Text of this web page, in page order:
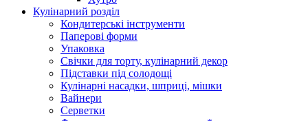
Кулінарний розділ
Кондитерські інструменти
Паперові форми
Упаковка
Свічки для торту, кулінарний декор
Підставки під солодощі
Кулінарні насадки, шприці, мішки
Вайнери
Серветки